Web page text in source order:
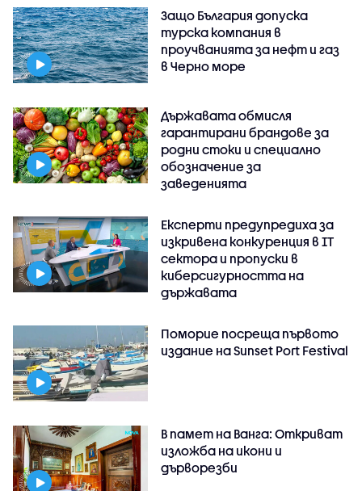
Защо България допуска
турска компания в
проучванията за нефт и газ
в Черно море
Държавата обмисля
гарантирани брандове за
родни стоки и специално
обозначение за
заведенията
Експерти предупредиха за
изкривена конкуренция в IT
сектора и пропуски в
киберсигурността на
държавата
Поморие посреща първото
издание на Sunset Port Festival
В памет на Ванга: Откриват
изложба на икони и
дърворезби